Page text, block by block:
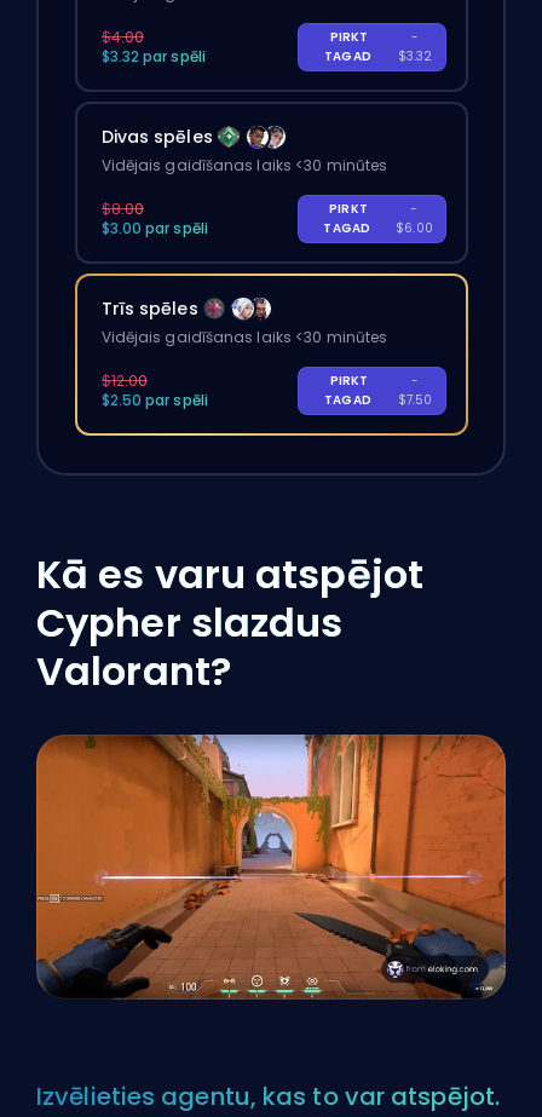
$4.00
$3.32 par spēli
PIRKT
TAGAD
-
$3.32
Divas spēles
Vidējais gaidīšanas laiks <30 minūtes
$8.00
$3.00 par spēli
PIRKT
TAGAD
-
$6.00
Trīs spēles
Vidējais gaidīšanas laiks <30 minūtes
$12.00
$2.50 par spēli
PIRKT
TAGAD
-
$7.50
Kā es varu atspējot
Cypher slazdus
Valorant?
Izvēlieties agentu, kas to var atspējot.